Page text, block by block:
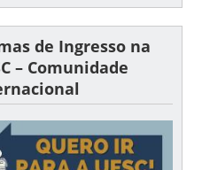
de Ingresso na
– Comunidade